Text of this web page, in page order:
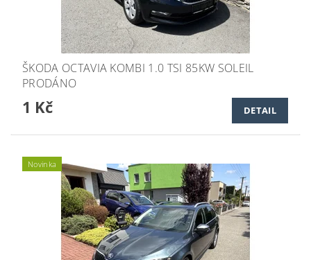
ŠKODA OCTAVIA KOMBI 1.0 TSI 85KW SOLEIL
PRODÁNO
1 Kč DETAIL
Novinka